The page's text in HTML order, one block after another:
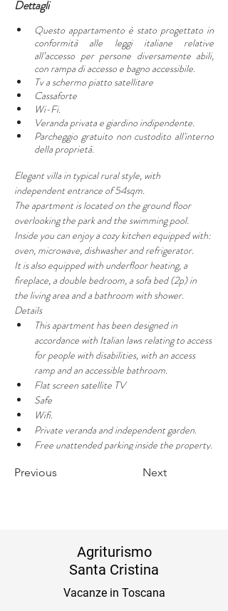
Dettagli
Questo appartamento è stato progettato in
conformità alle leggi italiane relative
all’accesso per persone diversamente abili,
con rampa di accesso e bagno accessibile.
Tv a schermo piatto satellitare
Cassaforte
Wi-Fi.
Veranda privata e giardino indipendente.
Parcheggio gratuito non custodito all'interno
della proprietà.
Elegant villa in typical rural style, with
independent entrance of 54sqm.
The apartment is located on the ground floor
overlooking the park and the swimming pool.
Inside you can enjoy a cozy kitchen equipped with:
oven, microwave, dishwasher and refrigerator.
It is also equipped with underfloor heating, a
fireplace, a double bedroom, a sofa bed (2p) in
the living area and a bathroom with shower.
Details
This apartment has been designed in
accordance with Italian laws relating to access
for people with disabilities, with an access
ramp and an accessible bathroom.
Flat screen satellite TV
Safe
Wifi.
Private veranda and independent garden.
Free unattended parking inside the property.
Previous Next
Agriturismo
Santa Cristina
Vacanze in Toscana